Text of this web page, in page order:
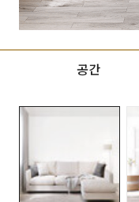
공간